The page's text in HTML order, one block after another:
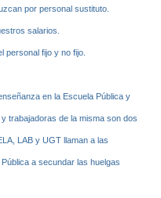
por personal sustituto.
salarios.
personal fijo y no fijo.
en la Escuela Pública y
trabajadoras de la misma son dos
LAB y UGT llaman a las
a secundar las huelgas